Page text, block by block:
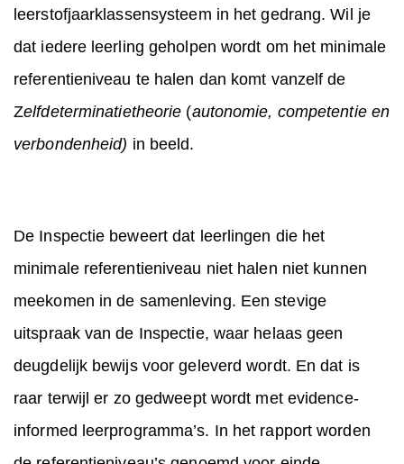
leerstofjaarklassensysteem in het gedrang. Wil je
dat iedere leerling geholpen wordt om het minimale
referentieniveau te halen dan komt vanzelf de
Zelfdeterminatietheorie (autonomie, competentie en
verbondenheid) in beeld.
De Inspectie beweert dat leerlingen die het
minimale referentieniveau niet halen niet kunnen
meekomen in de samenleving. Een stevige
uitspraak van de Inspectie, waar helaas geen
deugdelijk bewijs voor geleverd wordt. En dat is
raar terwijl er zo gedweept wordt met evidence-
informed leerprogramma’s. In het rapport worden